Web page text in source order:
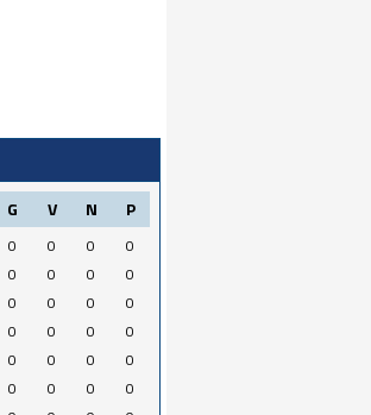
G V N P
0 0 0
0
0 0 0
0
0 0 0
0
0 0 0
0
0 0 0
0
0 0 0
0